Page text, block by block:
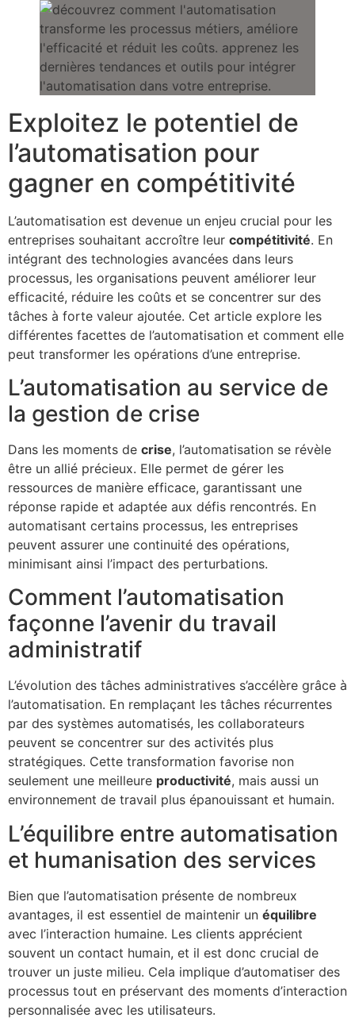
Exploitez le potentiel de
l’automatisation pour
gagner en compétitivité
L’automatisation est devenue un enjeu crucial pour les
entreprises souhaitant accroître leur compétitivité. En
intégrant des technologies avancées dans leurs
processus, les organisations peuvent améliorer leur
efficacité, réduire les coûts et se concentrer sur des
tâches à forte valeur ajoutée. Cet article explore les
différentes facettes de l’automatisation et comment elle
peut transformer les opérations d’une entreprise.
L’automatisation au service de
la gestion de crise
Dans les moments de crise, l’automatisation se révèle
être un allié précieux. Elle permet de gérer les
ressources de manière efficace, garantissant une
réponse rapide et adaptée aux défis rencontrés. En
automatisant certains processus, les entreprises
peuvent assurer une continuité des opérations,
minimisant ainsi l’impact des perturbations.
Comment l’automatisation
façonne l’avenir du travail
administratif
L’évolution des tâches administratives s’accélère grâce à
l’automatisation. En remplaçant les tâches récurrentes
par des systèmes automatisés, les collaborateurs
peuvent se concentrer sur des activités plus
stratégiques. Cette transformation favorise non
seulement une meilleure productivité, mais aussi un
environnement de travail plus épanouissant et humain.
L’équilibre entre automatisation
et humanisation des services
Bien que l’automatisation présente de nombreux
avantages, il est essentiel de maintenir un équilibre
avec l’interaction humaine. Les clients apprécient
souvent un contact humain, et il est donc crucial de
trouver un juste milieu. Cela implique d’automatiser des
processus tout en préservant des moments d’interaction
personnalisée avec les utilisateurs.